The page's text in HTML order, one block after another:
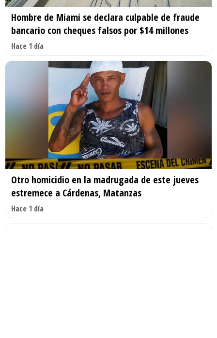
Hombre de Miami se declara culpable de fraude
bancario con cheques falsos por $14 millones
Hace 1 día
Otro homicidio en la madrugada de este jueves
estremece a Cárdenas, Matanzas
Hace 1 día